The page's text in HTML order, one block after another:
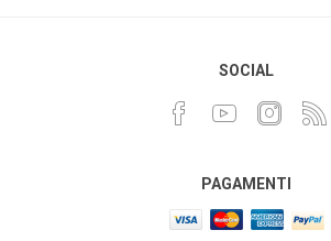
SOCIAL
PAGAMENTI